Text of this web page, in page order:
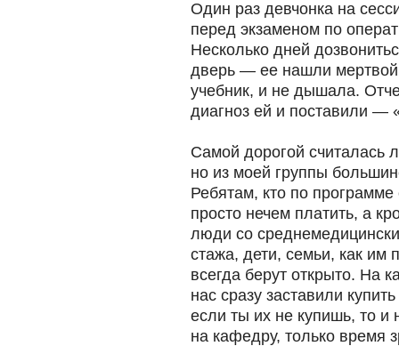
Один раз девчонка на
перед экзаменом по
Несколько дней
дверь — ее нашли
учебник, и не дышала.
диагноз ей и поставили —
Самой дорогой считалась
но из моей группы
Ребятам, кто по
просто нечем платить, а
люди со
стажа, дети, семьи, как им
всегда берут открыто. На
нас сразу заставили
если ты их не купишь, то
на кафедру, только время